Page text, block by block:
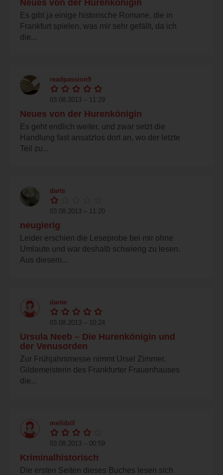
Neues von der Hurenkönigin
Es gibt ja einige historische Romane, die in
Frankfurt spielen, was mir sehr gefällt, da ich
die...
readpassion9
03.08.2013 – 11:29
Neues von der Hurenkönigin
Es geht endlich weiter, und zwar setzt die
Handlung fast ansatzlos dort an, wo der letzte
Teil zu...
darts
03.08.2013 – 11:20
neugierig
Leider erschien die Leseprobe bei mir ohne
Umlaute und war deshalb schwierig zu lesen.
Aus diesem...
dante
03.08.2013 – 10:24
Ursula Neeb – Die Hurenkönigin und
der Venusorden
Zur Frühjahrsmesse nimmt Ursel Zimmer,
Gildemeisterin des Frankfurter Frauenhauses
die...
mellibill
03.08.2013 – 00:59
Kriminalhistorisch
Die ersten Seiten dieses Buches lesen sich